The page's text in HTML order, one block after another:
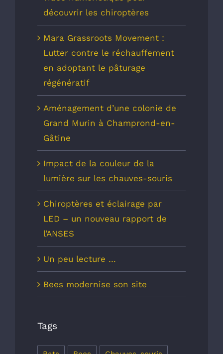
découvrir les chiroptères
Mara Grassroots Movement :
Lutter contre le réchauffement
en adoptant le pâturage
régénératif
Aménagement d’une colonie de
Grand Murin à Champrond-en-
Gâtine
Impact de la couleur de la
lumière sur les chauves-souris
Chiroptères et éclairage par
LED – un nouveau rapport de
l’ANSES
Un peu lecture …
Bees modernise son site
Tags